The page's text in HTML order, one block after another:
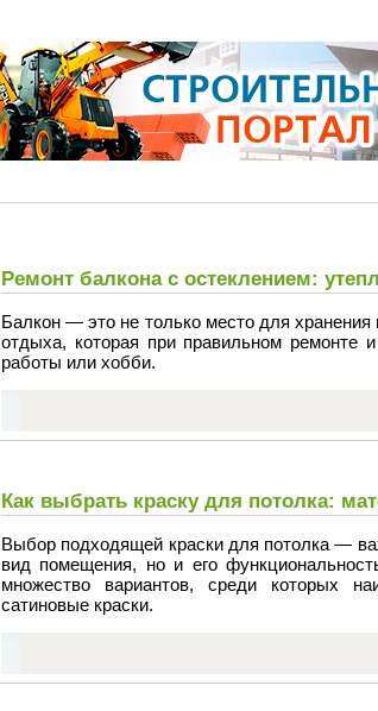
Ремонт балкона с остеклением:
Балкон — это не только место для
отдыха, которая при правильном ремонте
работы или хобби.
Как выбрать краску для потолка:
Выбор подходящей краски для потолка —
вид помещения, но и его
множество вариантов, среди которых
сатиновые краски.